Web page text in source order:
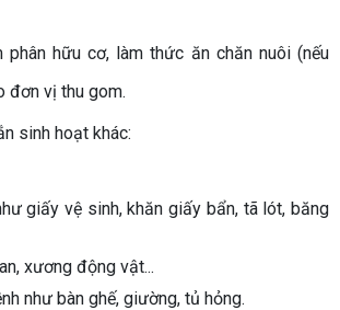
phân hữu cơ, làm thức ăn chăn nuôi (nếu
đơn vị thu gom.
sinh hoạt khác:
giấy vệ sinh, khăn giấy bẩn, tã lót, băng
xương động vật...
như bàn ghế, giường, tủ hỏng.